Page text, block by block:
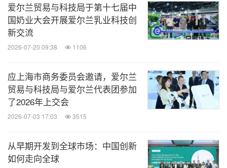
爱尔兰贸易与科技局于第十七届中
国奶业大会开展爱尔兰乳业科技创
新交流
2026-07-20 09:38 1106
应上海市商务委员会邀请，爱尔兰
贸易与科技局与爱尔兰代表团参加
了2026年上交会
2026-07-03 17:03 3515
从早期开发到全球市场：中国创新
如何走向全球